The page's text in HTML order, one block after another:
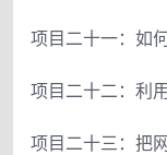
项目二十一：如
项目二十二：利
项目二十三：把